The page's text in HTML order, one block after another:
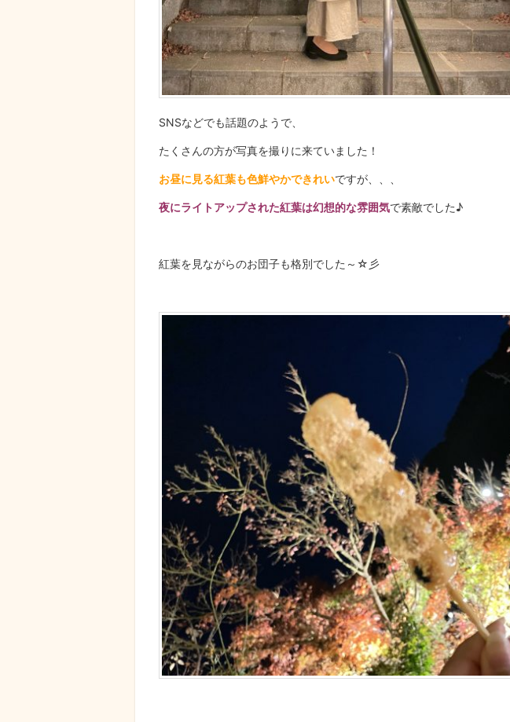
SNSなどでも話題のようで、
たくさんの方が写真を撮りに来ていました！
お昼に見る紅葉も色鮮やかできれいですが、、、
夜にライトアップされた紅葉は幻想的な雰囲気で素敵でした♪
紅葉を見ながらのお団子も格別でした～☆彡